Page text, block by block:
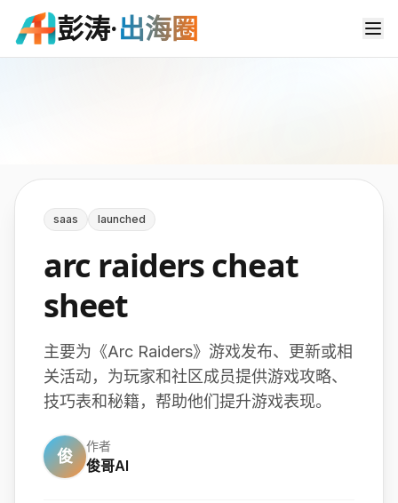
彭涛·出海圈
saas launched
arc raiders cheat
sheet
主要为《Arc Raiders》游戏发布、更新或相
关活动，为玩家和社区成员提供游戏攻略、
技巧表和秘籍，帮助他们提升游戏表现。
俊
作者
俊哥AI